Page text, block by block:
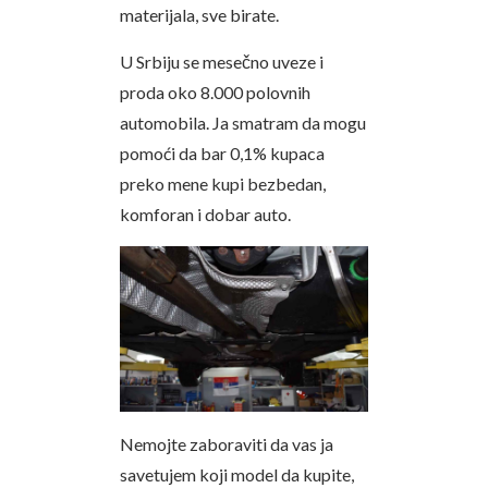
materijala, sve birate.
U Srbiju se mesečno uveze i
proda oko 8.000 polovnih
automobila. Ja smatram da mogu
pomoći da bar 0,1% kupaca
preko mene kupi bezbedan,
komforan i dobar auto.
Nemojte zaboraviti da vas ja
savetujem koji model da kupite,